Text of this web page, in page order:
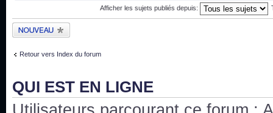
Afficher les sujets publiés depuis:
Publier un nouveau
sujet
Retour vers Index du forum
QUI EST EN LIGNE